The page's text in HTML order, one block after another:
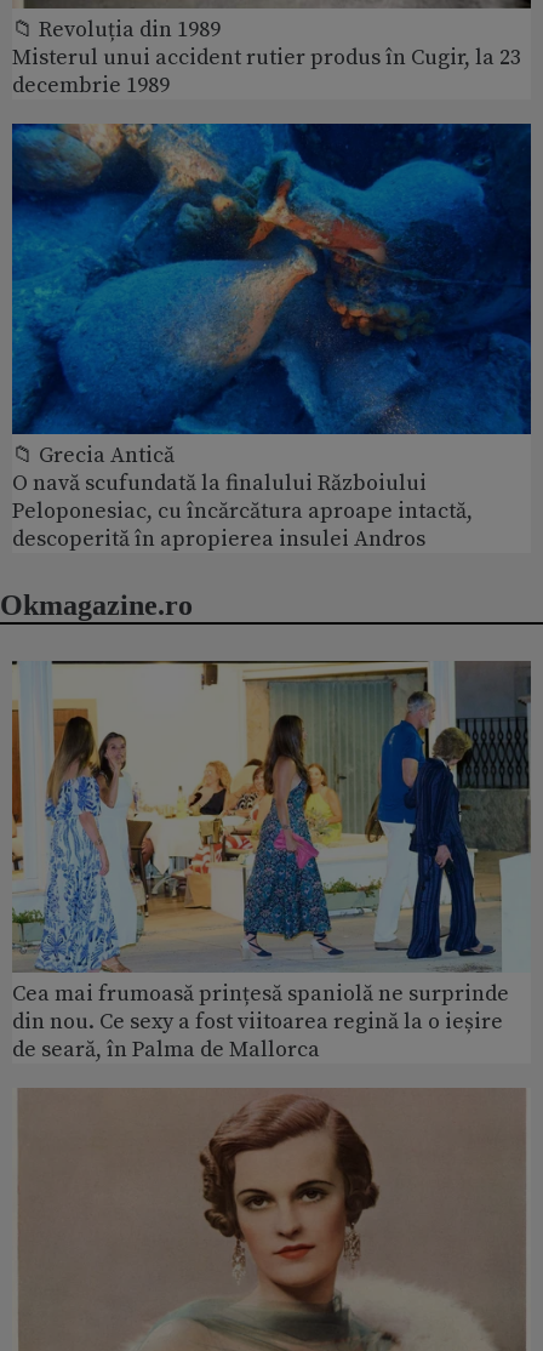
📁 Revoluția din 1989
Misterul unui accident rutier produs în Cugir, la 23
decembrie 1989
📁 Grecia Antică
O navă scufundată la finalului Războiului
Peloponesiac, cu încărcătura aproape intactă,
descoperită în apropierea insulei Andros
Okmagazine.ro
Cea mai frumoasă prințesă spaniolă ne surprinde
din nou. Ce sexy a fost viitoarea regină la o ieșire
de seară, în Palma de Mallorca